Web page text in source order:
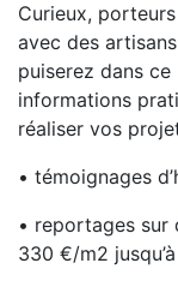
Curieux,
avec des
puiserez dans
informations
réaliser vos
• témoignages
• reportages sur
330 €/m2